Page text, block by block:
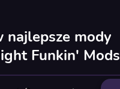
najlepsze mody
Funkin' Mods